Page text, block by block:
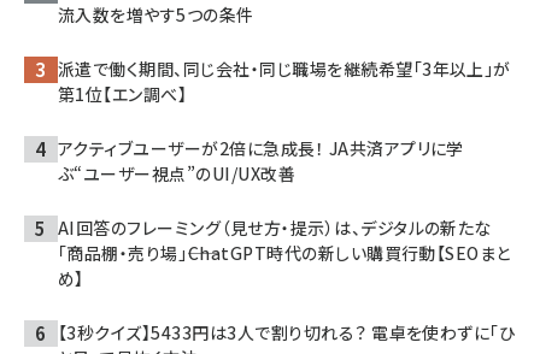
流入数を増やす5つの条件
派遣で働く期間、同じ会社・同じ職場を継続希望「3年以上」が
第1位【エン調べ】
アクティブユーザーが2倍に急成長！ JA共済アプリに学
ぶ“ユーザー視点”のUI/UX改善
AI回答のフレーミング（見せ方・提示）は、デジタルの新たな
「商品棚・売り場」――ChatGPT時代の新しい購買行動【SEOまと
め】
【3秒クイズ】5433円は3人で割り切れる？ 電卓を使わずに「ひ